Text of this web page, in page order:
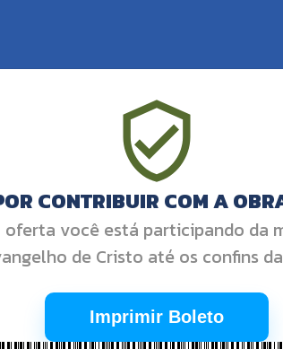
CONTRIBUIR COM A
você está participando da
de Cristo até os confins
Imprimir Boleto